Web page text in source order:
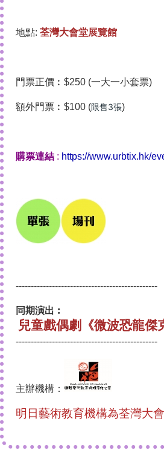
地點: 荃灣大會堂展覽館
門票正價︰$250 (一大一小套票)
額外門票︰$100 (限售3張)
購票連結 : https://www.urbtix.hk/
-----------------------------------------------
同期演出︰
兒童戲偶劇《微波恐龍傑
-----------------------------------------------
主辦機構：
明日藝術教育機構為荃灣大